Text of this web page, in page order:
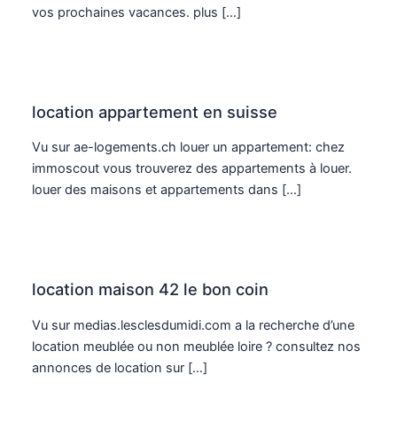
vos prochaines vacances. plus […]
location appartement en suisse
Vu sur ae-logements.ch louer un appartement: chez
immoscout vous trouverez des appartements à louer.
louer des maisons et appartements dans […]
location maison 42 le bon coin
Vu sur medias.lesclesdumidi.com a la recherche d’une
location meublée ou non meublée loire ? consultez nos
annonces de location sur […]